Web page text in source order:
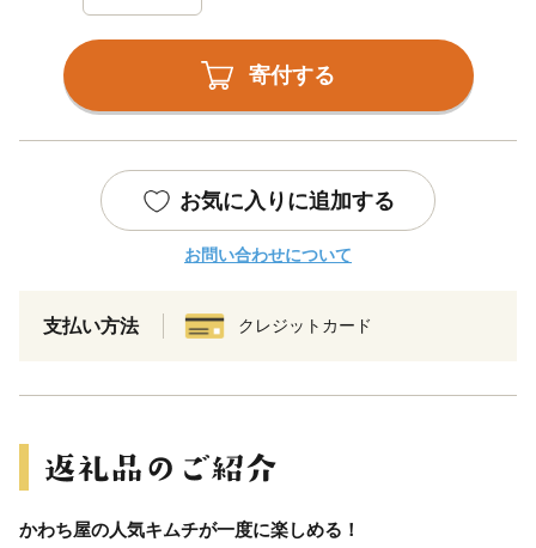
寄付する
お気に入りに追加する
お問い合わせについて
支払い方法 クレジットカード
かわち屋の人気キムチが一度に楽しめる！